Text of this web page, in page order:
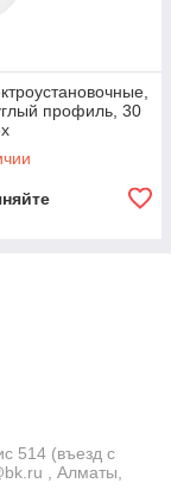
профиль, 30
514 (въезд с
, Алматы,